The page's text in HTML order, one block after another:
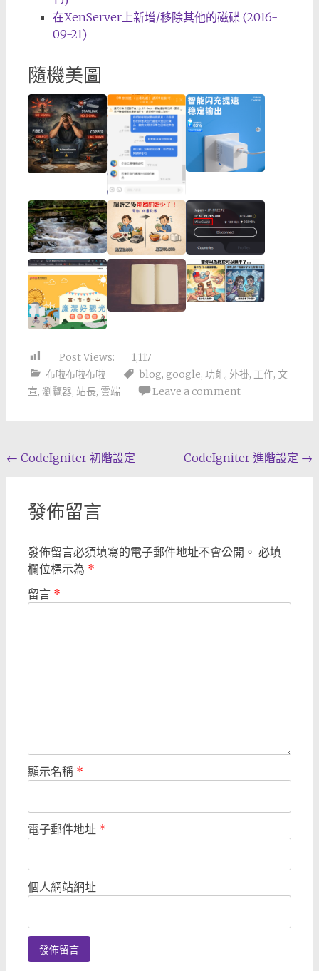
在XenServer上新增/移除其他的磁碟 (2016-
09-21)
隨機美圖
Post Views:
1,117
布啦布啦布啦
blog, google, 功能, 外掛, 工作, 文
宣, 瀏覽器, 站長, 雲端 Leave a comment
Post
← CodeIgniter 初階設定 CodeIgniter 進階設定 →
發佈留言
發佈留言必須填寫的電子郵件地址不會公開。 必填
欄位標示為 *
留言 *
顯示名稱 *
電子郵件地址 *
個人網站網址